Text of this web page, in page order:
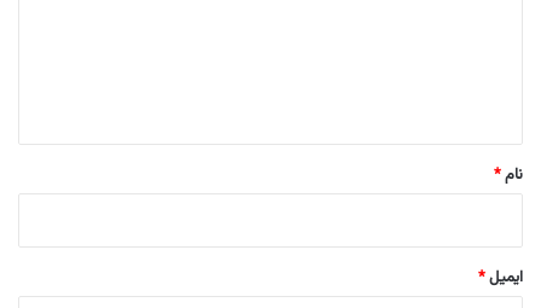
نام*
ایمیل*